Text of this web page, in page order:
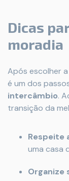
Dicas
moradia
Após escolher
é um dos
intercâmbio.
transição da
Respeite
uma casa
Organize